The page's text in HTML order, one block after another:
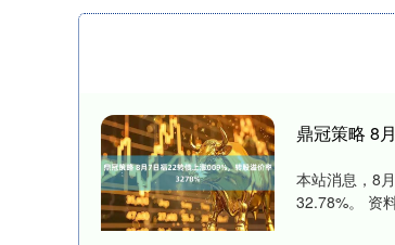
鼎冠策略 8
本站消息，8
32.78%。 资